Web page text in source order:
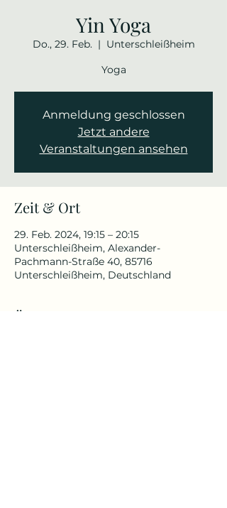
Yin Yoga
Do., 29. Feb.
  |
Unterschleißheim
Yoga
Anmeldung geschlossen
Jetzt andere
Veranstaltungen ansehen
Zeit & Ort
29. Feb. 2024, 19:15 – 20:15
Unterschleißheim, Alexander-
Pachmann-Straße 40, 85716
Unterschleißheim, Deutschland
Über die Veranstaltung